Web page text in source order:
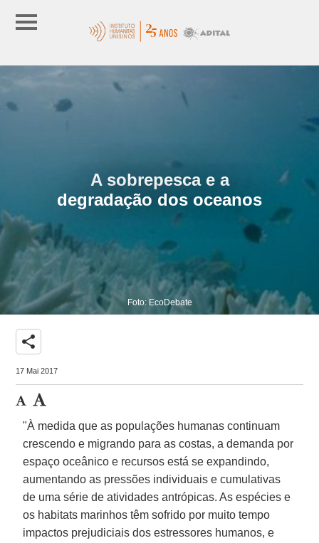
A sobrepesca e a
degradação dos oceanos
Foto: EcoDebate
share
17 Mai 2017
"À medida que as populações humanas continuam
crescendo e migrando para as costas, a demanda por
espaço oceânico e recursos está se expandindo,
aumentando as pressões individuais e cumulativas
de uma série de atividades antrópicas. As espécies e
os habitats marinhos têm sofrido por muito tempo
impactos prejudiciais dos estressores humanos, e